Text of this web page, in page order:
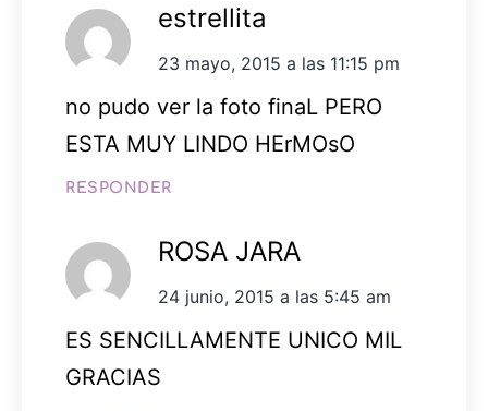
estrellita
23 mayo, 2015 a las 11:15 pm
no pudo ver la foto finaL PERO
ESTA MUY LINDO HErMOsO
RESPONDER
ROSA JARA
24 junio, 2015 a las 5:45 am
ES SENCILLAMENTE UNICO MIL
GRACIAS